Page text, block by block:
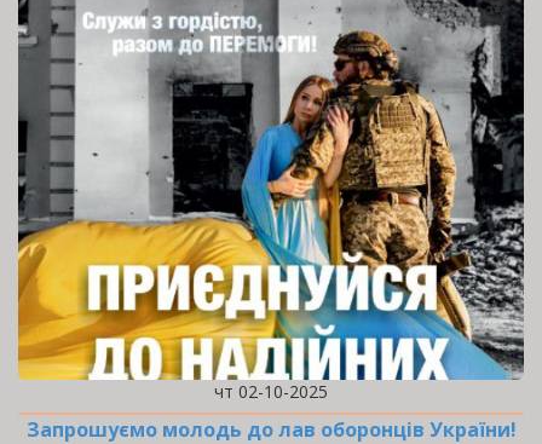
чт 02-10-2025
Запрошуємо молодь до лав оборонців України!